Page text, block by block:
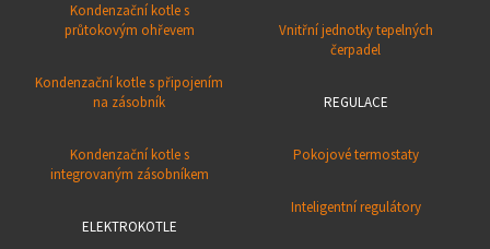
Kondenzační kotle s
průtokovým ohřevem
Kondenzační kotle s připojením
na zásobník
Kondenzační kotle s
integrovaným zásobníkem
ELEKTROKOTLE
Vnitřní jednotky tepelných
čerpadel
REGULACE
Pokojové termostaty
Inteligentní regulátory